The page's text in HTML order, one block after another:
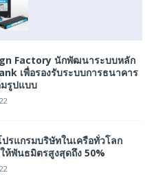
Factory นักพัฒนาระบบหลัก
เพื่อรองรับระบบการธนาคาร
รูปแบบ
รแกรมบริษัทในเครือทั่วโลก
ห้พันธมิตรสูงสุดถึง 50%